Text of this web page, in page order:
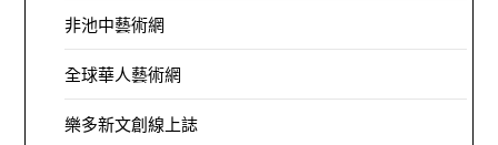
非池中藝術網
全球華人藝術網
樂多新文創線上誌